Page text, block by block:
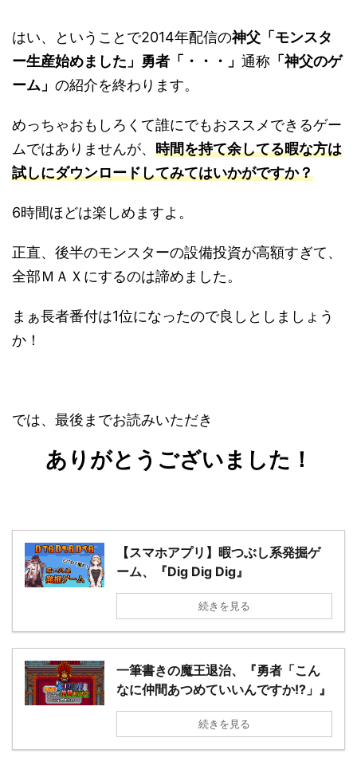
はい、ということで2014年配信の神父「モンスタ
ー生産始めました」勇者「・・・」 通称 「神父のゲ
ーム」 の紹介を終わります。
めっちゃおもしろくて誰にでもおススメできるゲー
ムではありませんが、 時間を持て余してる暇な方は
試しにダウンロードしてみてはいかがですか？
6時間ほどは楽しめますよ。
正直、後半のモンスターの設備投資が高額すぎて、
全部ＭＡＸにするのは諦めました。
まぁ長者番付は1位になったので良しとしましょう
か！
では、最後までお読みいただき
ありがとうございました！
【スマホアプリ】暇つぶし系発掘ゲ
ーム、『Dig Dig Dig』
続きを見る
一筆書きの魔王退治、『勇者「こん
なに仲間あつめていいんですか!?」』
続きを見る